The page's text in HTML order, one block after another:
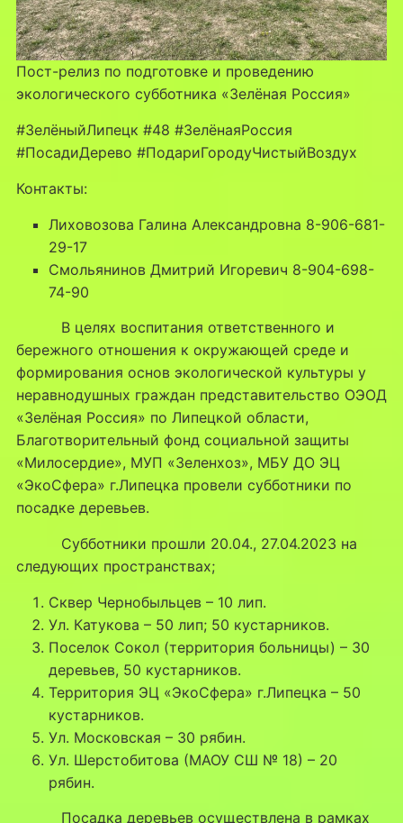
Пост-релиз по подготовке и проведению
экологического субботника «Зелёная Россия»
#ЗелёныйЛипецк #48 #ЗелёнаяРоссия
#ПосадиДерево #ПодариГородуЧистыйВоздух
Контакты:
Лиховозова Галина Александровна 8-906-681-
29-17
Смольянинов Дмитрий Игоревич 8-904-698-
74-90
В целях воспитания ответственного и
бережного отношения к окружающей среде и
формирования основ экологической культуры у
неравнодушных граждан представительство ОЭОД
«Зелёная Россия» по Липецкой области,
Благотворительный фонд социальной защиты
«Милосердие», МУП «Зеленхоз», МБУ ДО ЭЦ
«ЭкоСфера» г.Липецка провели субботники по
посадке деревьев.
Субботники прошли 20.04., 27.04.2023 на
следующих пространствах;
Сквер Чернобыльцев – 10 лип.
Ул. Катукова – 50 лип; 50 кустарников.
Поселок Сокол (территория больницы) – 30
деревьев, 50 кустарников.
Территория ЭЦ «ЭкоСфера» г.Липецка – 50
кустарников.
Ул. Московская – 30 рябин.
Ул. Шерстобитова (МАОУ СШ № 18) – 20
рябин.
Посадка деревьев осуществлена в рамках